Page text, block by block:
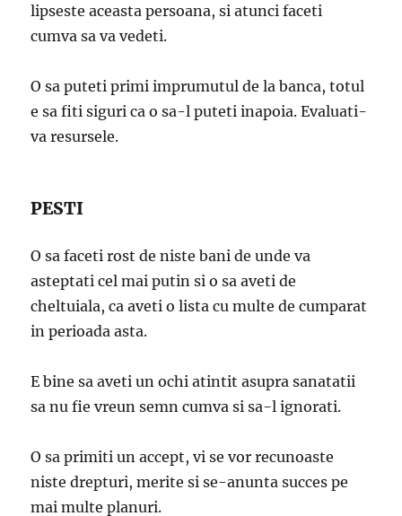
lipseste aceasta persoana, si atunci faceti
cumva sa va vedeti.
O sa puteti primi imprumutul de la banca, totul
e sa fiti siguri ca o sa-l puteti inapoia. Evaluati-
va resursele.
PESTI
O sa faceti rost de niste bani de unde va
asteptati cel mai putin si o sa aveti de
cheltuiala, ca aveti o lista cu multe de cumparat
in perioada asta.
E bine sa aveti un ochi atintit asupra sanatatii
sa nu fie vreun semn cumva si sa-l ignorati.
O sa primiti un accept, vi se vor recunoaste
niste drepturi, merite si se-anunta succes pe
mai multe planuri.